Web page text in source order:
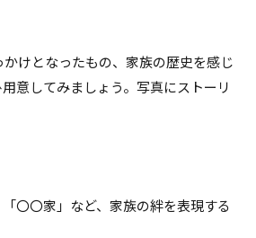
けとなったもの、家族の歴史を感じ
意してみましょう。写真にストーリ
「〇〇家」など、家族の絆を表現する